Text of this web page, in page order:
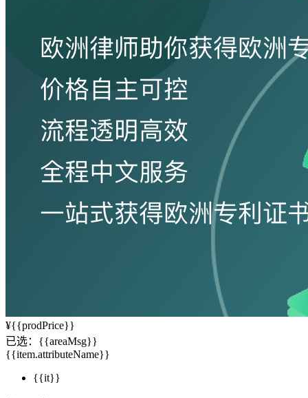
¥{{prodPrice}}
已选： {{areaMsg}}
{{item.attributeName}}
{{it}}